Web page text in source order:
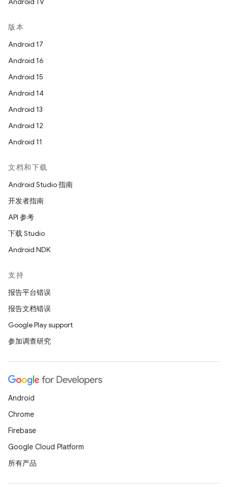
版本
Android 17
Android 16
Android 15
Android 14
Android 13
Android 12
Android 11
文档和下载
Android Studio 指南
开发者指南
API 参考
下载 Studio
Android NDK
支持
报告平台错误
报告文档错误
Google Play support
参加调查研究
Android
Chrome
Firebase
Google Cloud Platform
所有产品